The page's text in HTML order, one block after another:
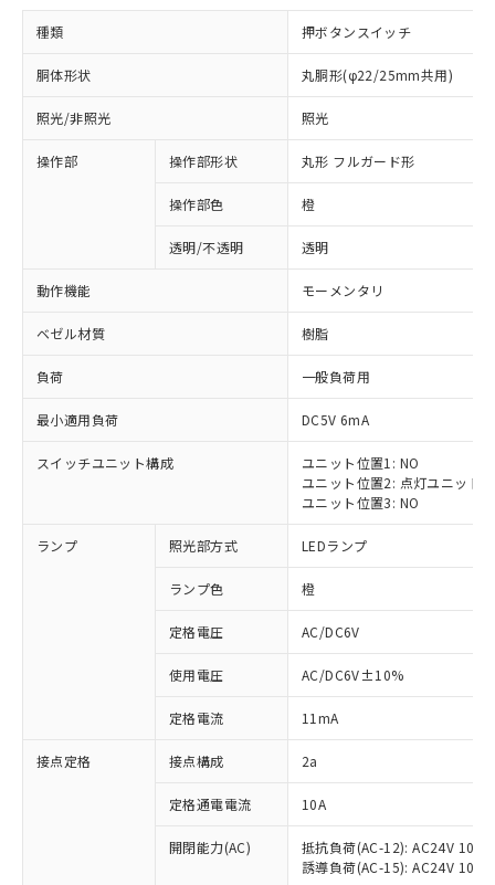
種類 押ボタンスイッチ
胴体形状 丸胴形(φ22/25mm共用)
照光/非照光 照光
操作部 操作部形状 丸形 フルガード形
操作部色 橙
透明/不透明 透明
動作機能 モーメンタリ
ベゼル材質 樹脂
負荷 一般負荷用
最小適用負荷 DC5V 6mA
スイッチユニット構成
ユニット位置1: NO
ユニット位置2: 点灯ユニット
ユニット位置3: NO
ランプ 照光部方式 LEDランプ
ランプ色 橙
定格電圧 AC/DC6V
使用電圧 AC/DC6V±10%
定格電流 11mA
接点定格 接点構成 2a
定格通電電流 10A
開閉能力(AC)
抵抗負荷(AC-12): AC24V 10A/
誘導負荷(AC-15): AC24V
ご利用条件
以下の条件をお読みいただき、同意のうえ
ご利用ください。
本サービスは、当社制御機器事業取扱
商品の当社在庫状況および標準価格
(税抜)を提供させていただくもので
当社制御機器事業取扱商品の中には、
対応済み：EU RoHS指令（10物質）の
非含有に対応した製品が提供可能な商品で
対応予定：EU RoHS指令（10物質）の非含
有に対応した製品に切り替える予定のある
対応予定なし：EU RoHS指令（10物質）の
非含有に非対応の商品で、対応品を出す予
調査・確認中：EU RoHS指令（10物質）の
非含有の対応状況を調査中または確認中の
非該当品：ライセンス料など無形物で、有
害物質有無と関係のない商品です。
仕入先様の事情により、非含有部品として
「○」：最大均質材料含有率が中国RoHSの
基準値以下であることを示します。
「×」：最大均質材料含有率が中国RoHSの